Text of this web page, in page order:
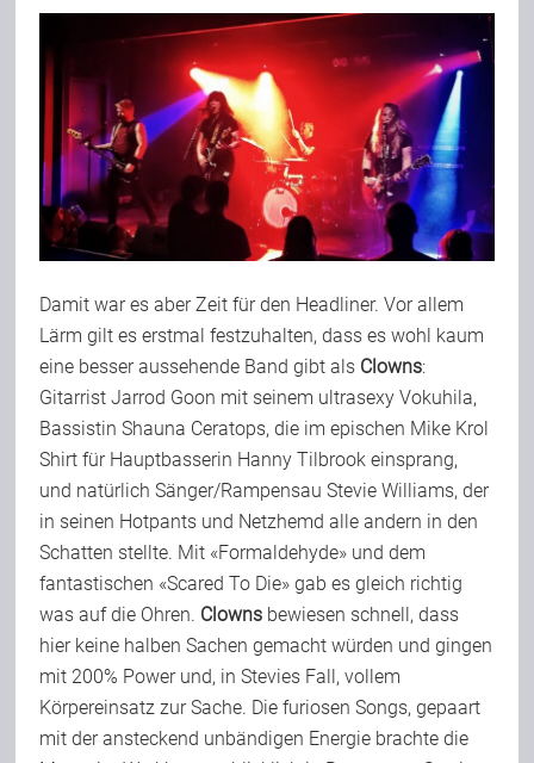
Damit war es aber Zeit für den Headliner. Vor allem
Lärm gilt es erstmal festzuhalten, dass es wohl kaum
eine besser aussehende Band gibt als Clowns:
Gitarrist Jarrod Goon mit seinem ultrasexy Vokuhila,
Bassistin Shauna Ceratops, die im epischen Mike Krol
Shirt für Hauptbasserin Hanny Tilbrook einsprang,
und natürlich Sänger/Rampensau Stevie Williams, der
in seinen Hotpants und Netzhemd alle andern in den
Schatten stellte. Mit «Formaldehyde» und dem
fantastischen «Scared To Die» gab es gleich richtig
was auf die Ohren. Clowns bewiesen schnell, dass
hier keine halben Sachen gemacht würden und gingen
mit 200% Power und, in Stevies Fall, vollem
Körpereinsatz zur Sache. Die furiosen Songs, gepaart
mit der ansteckend unbändigen Energie brachte die